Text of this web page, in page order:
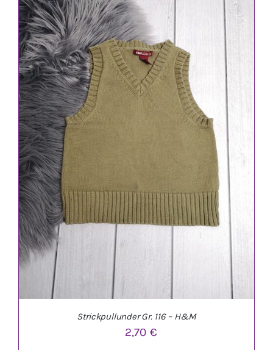
IN DEN WARENKORB / DETAILS
Strickpullunder Gr. 116 – H&M
2,70€